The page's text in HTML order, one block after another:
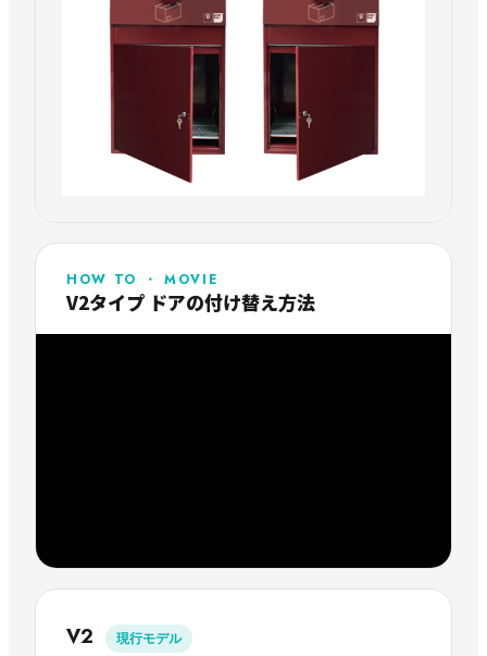
HOW TO ・ MOVIE
V2タイプ ドアの付け替え方法
V2 現行モデル